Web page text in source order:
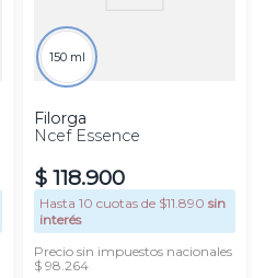
150 ml
Filorga
Ncef Essence
$ 118.900
Hasta10 cuotas de $11.890 sin
interés
Precio sin impuestos nacionales
$ 98.264